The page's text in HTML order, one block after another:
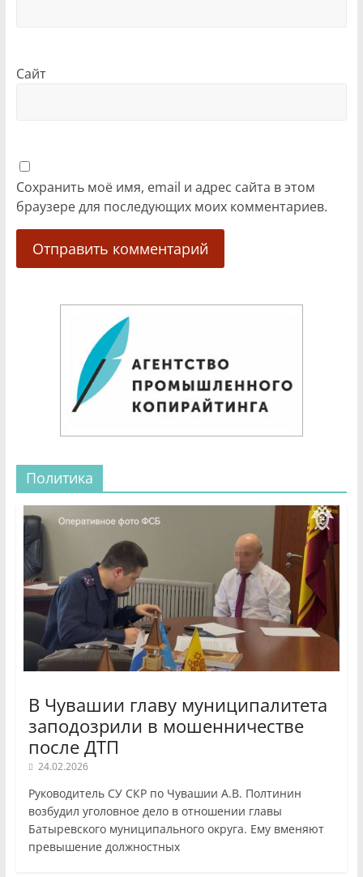
Сайт
Сохранить моё имя, email и адрес сайта в этом
браузере для последующих моих комментариев.
Политика
В Чувашии главу муниципалитета
заподозрили в мошенничестве
после ДТП
24.02.2026
Руководитель СУ СКР по Чувашии А.В. Полтинин
возбудил уголовное дело в отношении главы
Батыревского муниципального округа. Ему вменяют
превышение должностных